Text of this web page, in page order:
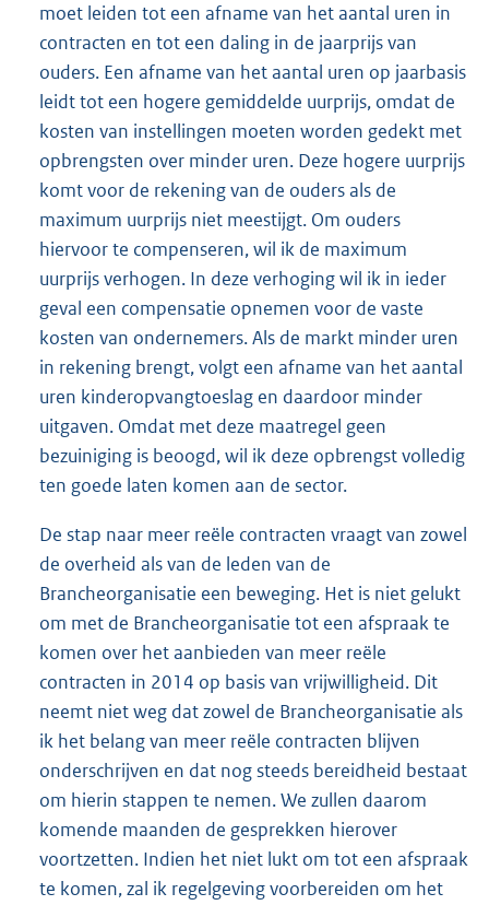
moet leiden tot een afname van het aantal uren in
contracten en tot een daling in de jaarprijs van
ouders. Een afname van het aantal uren op jaarbasis
leidt tot een hogere gemiddelde uurprijs, omdat de
kosten van instellingen moeten worden gedekt met
opbrengsten over minder uren. Deze hogere uurprijs
komt voor de rekening van de ouders als de
maximum uurprijs niet meestijgt. Om ouders
hiervoor te compenseren, wil ik de maximum
uurprijs verhogen. In deze verhoging wil ik in ieder
geval een compensatie opnemen voor de vaste
kosten van ondernemers. Als de markt minder uren
in rekening brengt, volgt een afname van het aantal
uren kinderopvangtoeslag en daardoor minder
uitgaven. Omdat met deze maatregel geen
bezuiniging is beoogd, wil ik deze opbrengst volledig
ten goede laten komen aan de sector.
De stap naar meer reële contracten vraagt van zowel
de overheid als van de leden van de
Brancheorganisatie een beweging. Het is niet gelukt
om met de Brancheorganisatie tot een afspraak te
komen over het aanbieden van meer reële
contracten in 2014 op basis van vrijwilligheid. Dit
neemt niet weg dat zowel de Brancheorganisatie als
ik het belang van meer reële contracten blijven
onderschrijven en dat nog steeds bereidheid bestaat
om hierin stappen te nemen. We zullen daarom
komende maanden de gesprekken hierover
voortzetten. Indien het niet lukt om tot een afspraak
te komen, zal ik regelgeving voorbereiden om het